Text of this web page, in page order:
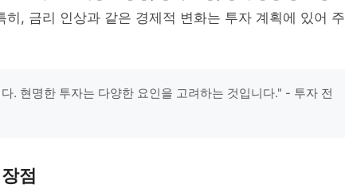
, 금리 인상과 같은 경제적 변화는 투자 계획에 있어 주
. 현명한 투자는 다양한 요인을 고려하는 것입니다." - 투자 전
점